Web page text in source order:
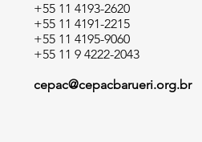
+55 11 4193-2620
+55 11 4191-2215
+55 11 4195-9060
+55 11 9 4222-2043
cepac@cepacbarueri.org.br